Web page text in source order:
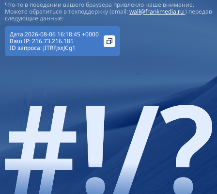
Что-то в поведении вашего браузера привлекло наше внимание.
Можете обратиться в техподдержку (email:wall@frankmedia.ru) передав
следующие данные:
Дата:2026-08-06 16:18:45 +0000
Ваш IP:216.73.216.185
ID запроса: jITRFJxxJCg1